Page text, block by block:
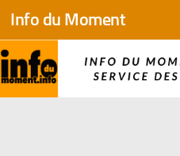
Skip to content
Info du Moment